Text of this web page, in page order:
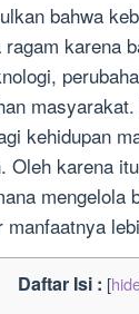
bahwa
karena
kehidupan
Oleh karena
mengelola
manfaatnya
Daftar Isi : [